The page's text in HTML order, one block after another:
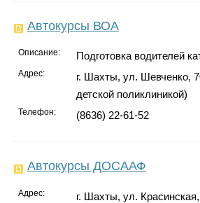
Гороскоп
Автокурсы ВОА
Описание: Подготовка водителей
Адрес:
г. Шахты, ул. Шевченко,
детской поликлиникой)
Телефон: (8636) 22-61-52
Автокурсы ДОСААФ
Адрес: г. Шахты, ул.